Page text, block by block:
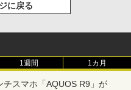
に戻る
1週間 1カ月
スマホ「AQUOS R9」が